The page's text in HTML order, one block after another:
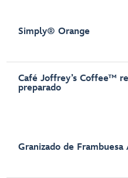
Simply® Orange
Café Joffrey’s Coffee™
preparado
Granizado de Frambuesa